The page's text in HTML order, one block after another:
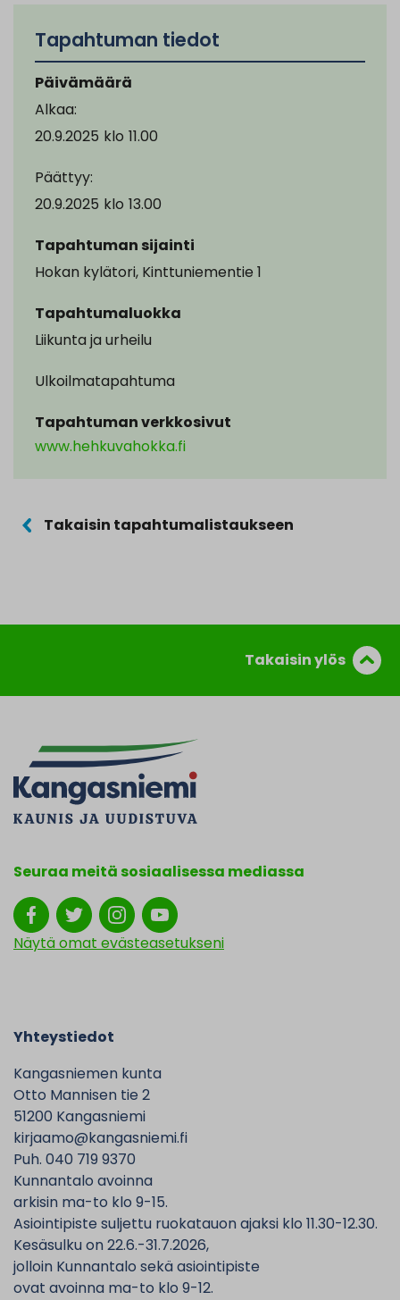
Tapahtuman tiedot
Päivämäärä
Alkaa:
20.9.2025 klo 11.00
Päättyy:
20.9.2025 klo 13.00
Tapahtuman sijainti
Hokan kylätori, Kinttuniementie 1
Tapahtumaluokka
Liikunta ja urheilu
Ulkoilmatapahtuma
Tapahtuman verkkosivut
www.hehkuvahokka.fi
Takaisin tapahtumalistaukseen
Takaisin ylös
Seuraa meitä sosiaalisessa mediassa
Näytä omat evästeasetukseni
Yhteystiedot
Kangasniemen kunta
Otto Mannisen tie 2
51200 Kangasniemi
kirjaamo@kangasniemi.fi
Puh. 040 719 9370
Kunnantalo avoinna
arkisin ma-to klo 9-15.
Asiointipiste suljettu ruokatauon ajaksi klo 11.30-12.30.
Kesäsulku on 22.6.-31.7.2026,
jolloin Kunnantalo sekä asiointipiste
ovat avoinna ma-to klo 9-12.